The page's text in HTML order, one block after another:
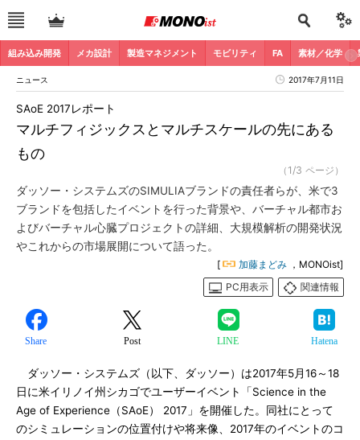
組み込み開発 メカ設計 製造マネジメント モビリティ FA 素材／化学
ニュース 2017年7月11日
マルチフィジックスとマルチスケールの先にある
もの
SAoE 2017レポート
（1/3 ページ）
ダッソー・システムズのSIMULIAブランドの責任者らが、米で3
ブランドを包括したイベントを行った背景や、バーチャル都市お
よびバーチャル心臓プロジェクトの詳細、大規模解析の開発状況
やこれからの市場展開について語った。
[ 加藤まどみ ，MONOist]
PC用表示
関連情報
Share Post LINE Hatena
ダッソー・システムズ（以下、ダッソー）は2017年5月16～18
日に米イリノイ州シカゴでユーザーイベント「Science in the
Age of Experience（SAoE） 2017」を開催した。同社にとって
のシミュレーションの位置付けや将来像、2017年のイベントのコ